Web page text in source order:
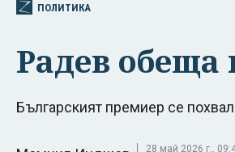
ПОЛИТИКА
Радев обеща
Българският премиер се
28 май 2026 г.,